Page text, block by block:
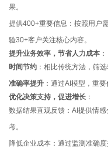
果。
提供400+重要信息：按照用户
验30+客户关注核心内容。
提升业务效率，节省人力成本 ：
时间节约 ：相比传统方法，筛
准确率提升 ：通过AI模型，重
优化决策支持，促进增长 ：
数据结果直观反馈：AI提供情
考。
降低企业成本：通过监测准确